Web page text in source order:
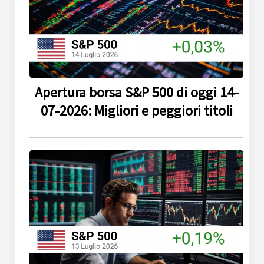
Apertura borsa S&P 500 di oggi 14-
07-2026: Migliori e peggiori titoli